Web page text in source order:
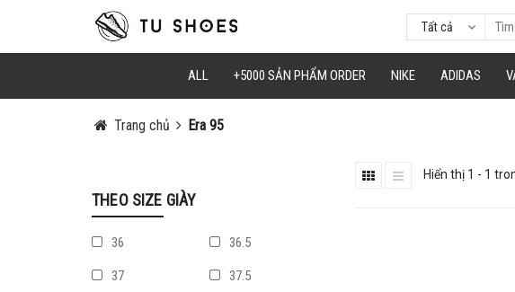
Tất cả
ALL +5000 SẢN PHẨM ORDER NIKE ADIDAS
Trang chủ Era 95
Hiển thị 1 - 1
THEO SIZE GIÀY
36 36.5
37 37.5